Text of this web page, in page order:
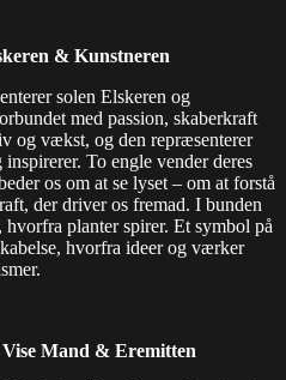
& Kunstneren
solen Elskeren og
med passion, skaberkraft
og vækst, og den repræsenterer
To engle vender deres
os om at se lyset – om at forstå
der driver os fremad. I bunden
hvorfra planter spirer. Et symbol på
hvorfra ideer og værker
Vise Mand & Eremitten